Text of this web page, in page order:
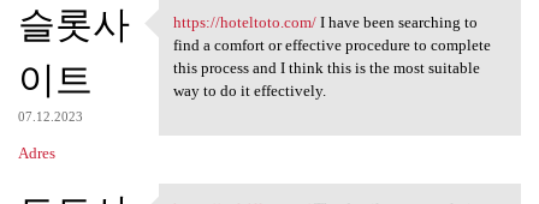
슬롯사
이트
07.12.2023
Adres
https://hoteltoto.com/ I have
https://hoteltoto.com/I have been searching to
find a comfort or effective procedure to complete
this process and I think this is the most suitable
way to do it effectively.